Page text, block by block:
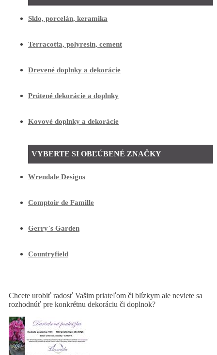
Sklo, porcelán, keramika
Terracotta, polyresin, cement
Drevené doplnky a dekorácie
Prútené dekorácie a doplnky
Kovové doplnky a dekorácie
VYBERTE SI OBĽÚBENÉ ZNAČKY
Wrendale Designs
Comptoir de Famille
Gerry`s Garden
Countryfield
Chcete urobiť radosť Vašim priateľom či blízkym ale neviete sa
rozhodnúť pre konkrétnu dekoráciu či doplnok?